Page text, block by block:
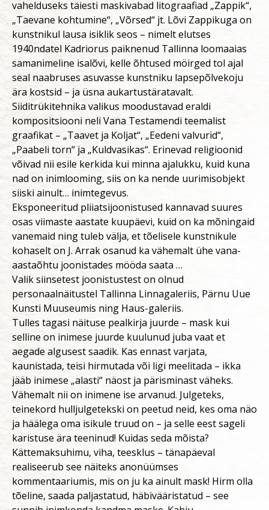
vahelduseks täiesti maskivabad litograafiad „Zappik“,
„Taevane kohtumine“, „Võrsed“ jt. Lõvi Zappikuga on
kunstnikul lausa isiklik seos – nimelt elutses
1940ndatel Kadriorus paiknenud Tallinna loomaaias
samanimeline isalõvi, kelle õhtused möirged tol ajal
seal naabruses asuvasse kunstniku lapsepõlvekoju
ära kostsid – ja üsna aukartustäratavalt.
Siiditrükitehnika valikus moodustavad eraldi
kompositsiooni neli Vana Testamendi teemalist
graafikat – „Taavet ja Koljat“, „Eedeni valvurid“,
„Paabeli torn“ ja „Kuldvasikas“. Erinevad religioonid
võivad nii esile kerkida kui minna ajalukku, kuid kuna
nad on inimlooming, siis on ka nende uurimisobjekt
siiski ainult… inimtegevus.
Eksponeeritud pliiatsijoonistused kannavad suures
osas viimaste aastate kuupäevi, kuid on ka mõningaid
vanemaid ning tuleb välja, et tõelisele kunstnikule
kohaselt on J. Arrak osanud ka vähemalt ühe vana-
aastaõhtu joonistades mööda saata …
Valik siinsetest joonistustest on olnud
personaalnäitustel Tallinna Linnagaleriis, Pärnu Uue
Kunsti Muuseumis ning Haus-galeriis.
Tulles tagasi näituse pealkirja juurde – mask kui
selline on inimese juurde kuulunud juba vaat et
aegade algusest saadik. Kas ennast varjata,
kaunistada, teisi hirmutada või ligi meelitada – ikka
jääb inimese „alasti“ näost ja pärisminast väheks.
Vähemalt nii on inimene ise arvanud. Julgeteks,
teinekord hulljulgetekski on peetud neid, kes oma näo
ja häälega oma isikule truud on – ja selle eest sageli
karistuse ära teeninud! Kuidas seda mõista?
Kättemaksuhimu, viha, teesklus – tänapäeval
realiseerub see näiteks anonüümses
kommentaariumis, mis on ju ka ainult mask! Hirm olla
tõeline, saada paljastatud, häbivääristatud – see